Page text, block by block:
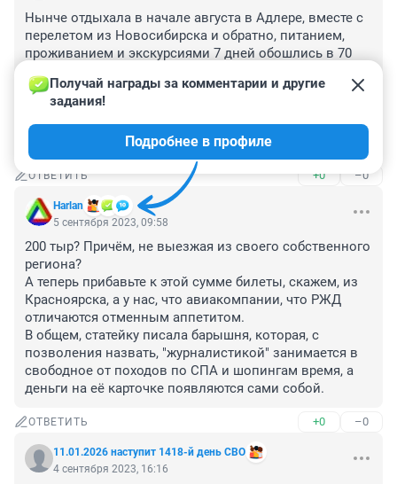
Нынче отдыхала в начале августа в Адлере, вместе с
перелетом из Новосибирска и обратно, питанием,
проживанием и экскурсиями 7 дней обошлись в 70
выбрала (евродомик со всеми удобствами, до пляжа
20 минут прогулочным шагом). Ну косы за 9900 не
заплетала конечно и пляж Огонек чистый и
ОТВЕТИТЬ +0 –0
Harlan
Получай награды за комментарии и другие
задания!
Подробнее в профиле
5 сентября 2023, 09:58
200 тыр? Причём, не выезжая из своего собственного
региона?
А теперь прибавьте к этой сумме билеты, скажем, из
Красноярска, а у нас, что авиакомпании, что РЖД
отличаются отменным аппетитом.
В общем, статейку писала барышня, которая, с
позволения назвать, "журналистикой" занимается в
свободное от походов по СПА и шопингам время, а
деньги на её карточке появляются сами собой.
ОТВЕТИТЬ +0 –0
11.01.2026 наступит 1418-й день СВО
4 сентября 2023, 16:16